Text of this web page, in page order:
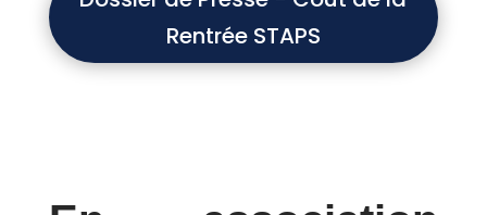
Rentrée STAPS